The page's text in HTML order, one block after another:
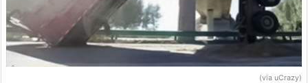
(via uCrazy)